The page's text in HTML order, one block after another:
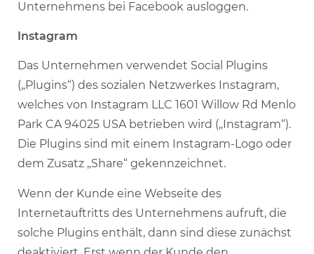
Unternehmens bei Facebook ausloggen.
Instagram
Das Unternehmen verwendet Social Plugins
(„Plugins“) des sozialen Netzwerkes Instagram,
welches von Instagram LLC 1601 Willow Rd Menlo
Park CA 94025 USA betrieben wird („Instagram“).
Die Plugins sind mit einem Instagram-Logo oder
dem Zusatz „Share“ gekennzeichnet.
Wenn der Kunde eine Webseite des
Internetauftritts des Unternehmens aufruft, die
solche Plugins enthält, dann sind diese zunächst